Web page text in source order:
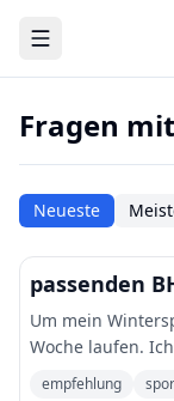
Zum Hauptinhalt
Fragen
Neueste
passenden
Um mein
Woche laufen.
BH gekauft der
empfehlung